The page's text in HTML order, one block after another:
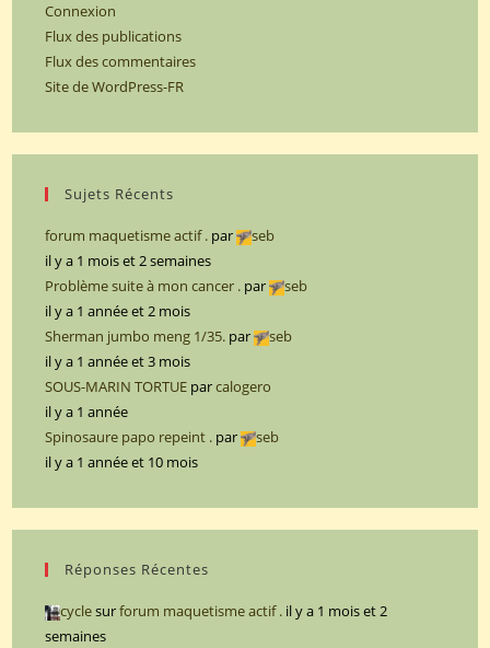
Connexion
Flux des publications
Flux des commentaires
Site de WordPress-FR
Sujets Récents
forum maquetisme actif . par
seb
il y a 1 mois et 2 semaines
Problème suite à mon cancer . par
seb
il y a 1 année et 2 mois
Sherman jumbo meng 1/35. par
seb
il y a 1 année et 3 mois
SOUS-MARIN TORTUE parcalogero
il y a 1 année
Spinosaure papo repeint . par
seb
il y a 1 année et 10 mois
Réponses Récentes
cyclesurforum maquetisme actif . il y a 1 mois et 2
semaines